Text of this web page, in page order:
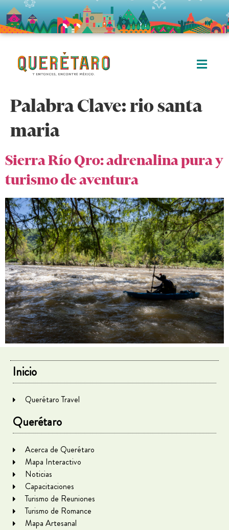
Palabra Clave:rio santa
maria
Sierra Río Qro: adrenalina pura y
turismo de aventura
Inicio
Querétaro Travel
Querétaro
Acerca de Querétaro
Mapa Interactivo
Noticias
Capacitaciones
Turismo de Reuniones
Turismo de Romance
Mapa Artesanal